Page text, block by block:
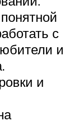
с
и
и